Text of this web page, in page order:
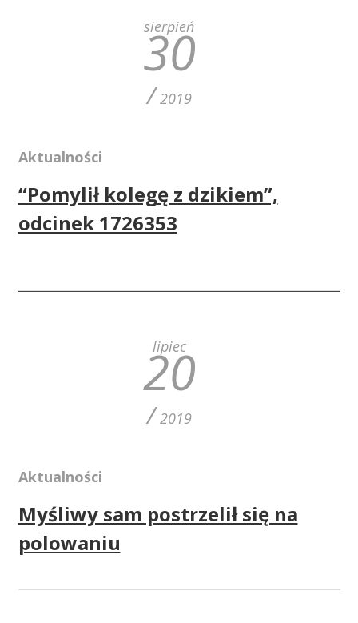
sierpień
30
/ 2019
Aktualności
“Pomylił kolegę z dzikiem”,
odcinek 1726353
lipiec
20
/ 2019
Aktualności
Myśliwy sam postrzelił się na
polowaniu